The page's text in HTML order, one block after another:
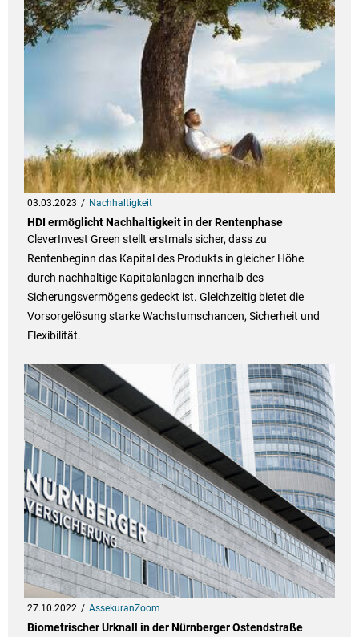
03.03.2023 Nachhaltigkeit
HDI ermöglicht Nachhaltigkeit in der Rentenphase
CleverInvest Green stellt erstmals sicher, dass zu
Rentenbeginn das Kapital des Produkts in gleicher Höhe
durch nachhaltige Kapitalanlagen innerhalb des
Sicherungsvermögens gedeckt ist. Gleichzeitig bietet die
Vorsorgelösung starke Wachstumschancen, Sicherheit und
Flexibilität.
27.10.2022 AssekuranZoom
Biometrischer Urknall in der Nürnberger Ostendstraße